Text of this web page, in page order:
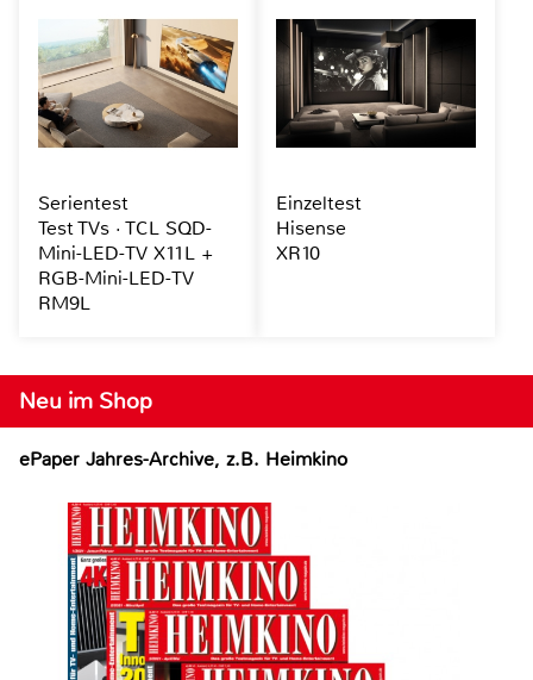
Neu im Shop
ePaper Jahres-Archive, z.B. Heimkino
Serientest
Test TVs · TCL SQD-
Mini-LED-TV X11L +
RGB-Mini-LED-TV
RM9L
Einzeltest
Hisense
XR10